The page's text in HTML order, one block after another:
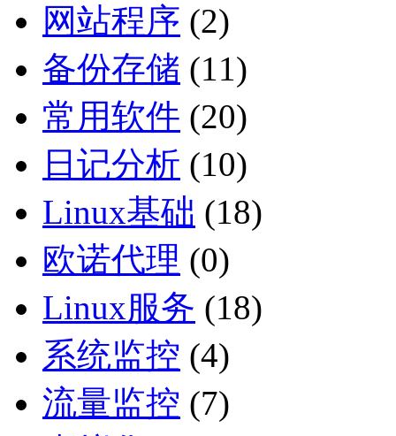
网站程序 (2)
备份存储 (11)
常用软件 (20)
日记分析 (10)
Linux基础 (18)
欧诺代理 (0)
Linux服务 (18)
系统监控 (4)
流量监控 (7)